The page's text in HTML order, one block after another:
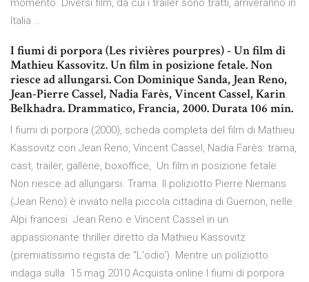
momento. Diversi film, da cui i trailer sono tratti, arriveranno in
Italia …
I fiumi di porpora (Les rivières pourpres) - Un film di
Mathieu Kassovitz. Un film in posizione fetale. Non
riesce ad allungarsi. Con Dominique Sanda, Jean Reno,
Jean-Pierre Cassel, Nadia Farès, Vincent Cassel, Karin
Belkhadra. Drammatico, Francia, 2000. Durata 106 min.
I fiumi di porpora (2000), scheda completa del film di Mathieu
Kassovitz con Jean Reno, Vincent Cassel, Nadia Farès: trama,
cast, trailer, gallerie, boxoffice, Un film in posizione fetale.
Non riesce ad allungarsi. Trama. Il poliziotto Pierre Niemans
(Jean Reno) è inviato nella piccola cittadina di Guernon, nelle
Alpi francesi Jean Reno e Vincent Cassel in un
appassionante thriller diretto da Mathieu Kassovitz
(premiatissimo regista de "L'odio'). Mentre un poliziotto
indaga sulla 15 mag 2010 Acquista online I fiumi di porpora